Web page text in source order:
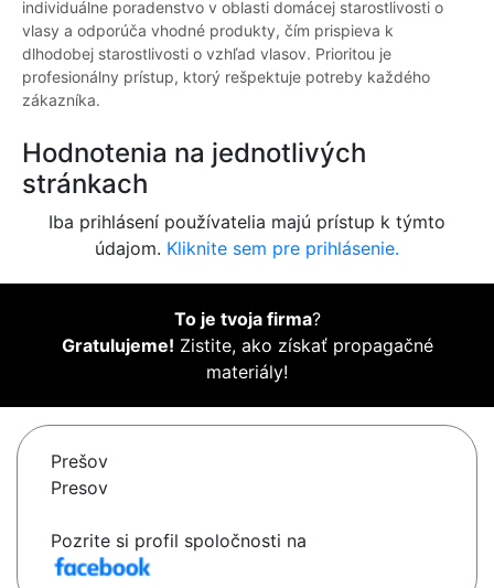
individuálne poradenstvo v oblasti domácej starostlivosti o
vlasy a odporúča vhodné produkty, čím prispieva k
dlhodobej starostlivosti o vzhľad vlasov. Prioritou je
profesionálny prístup, ktorý rešpektuje potreby každého
zákazníka.
Hodnotenia na jednotlivých
stránkach
Iba prihlásení používatelia majú prístup k týmto
údajom. Kliknite sem pre prihlásenie.
To je tvoja firma?
Gratulujeme! Zistite, ako získať propagačné
materiály!
Prešov
Presov
Pozrite si profil spoločnosti na